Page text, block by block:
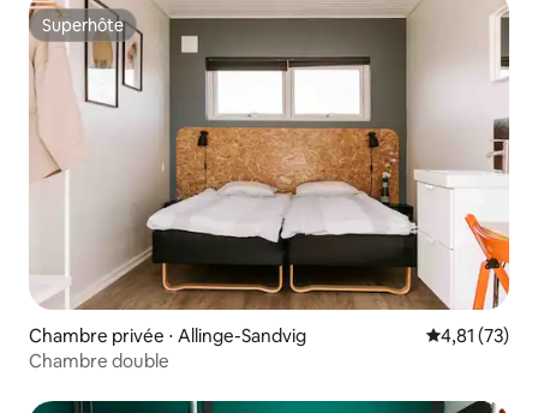
Superhôte
Superhôte
Chambre privée ⋅ Allinge-Sandvig Évaluation
4,81 (73)
Chambre double